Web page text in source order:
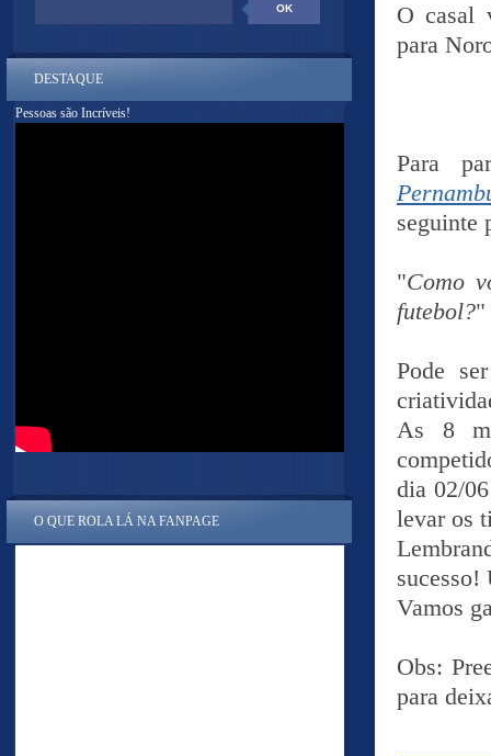
O casal
para
Para
seguinte
"Como
futebol?"
Pode
As 8
dia 02/
levar os
sucesso!
Vamos
Obs:
para
DESTAQUE
Pessoas são Incríveis!
O QUE ROLA LÁ NA FANPAGE